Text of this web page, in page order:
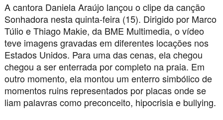
A cantora Daniela Araújo lançou o clipe da canção
Sonhadora nesta quinta-feira (15). Dirigido por Marco
Túlio e Thiago Makie, da BME Multimedia, o vídeo
teve imagens gravadas em diferentes locações nos
Estados Unidos. Para uma das cenas, ela chegou
chegou a ser enterrada por completo na praia. Em
outro momento, ela montou um enterro simbólico de
momentos ruins representados por placas onde se
liam palavras como preconceito, hipocrisia e bullying.